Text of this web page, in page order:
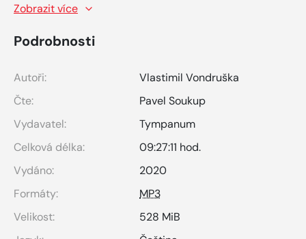
Zobrazit více
Podrobnosti
Autoři:
Vlastimil Vondruška
Čte:
Pavel Soukup
Vydavatel:
Tympanum
Celková délka:
09:27:11 hod.
Vydáno:
2020
Formáty:
MP3
Velikost:
528 MiB